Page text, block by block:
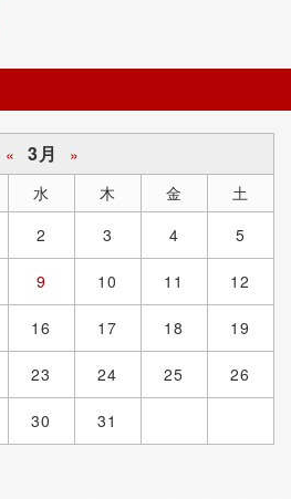
« 3月
»
水 木 金
土
2 3 4 5
9 10 11 12
16 17 18 19
23 24 25 26
30 31